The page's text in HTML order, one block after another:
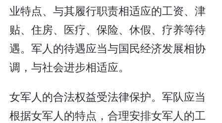
业特点、与其履行职责相适应的工资、津
贴、住房、医疗、保险、休假、疗养等待
遇。军人的待遇应当与国民经济发展相协
调，与社会进步相适应。
女军人的合法权益受法律保护。军队应当
根据女军人的特点，合理安排女军人的工